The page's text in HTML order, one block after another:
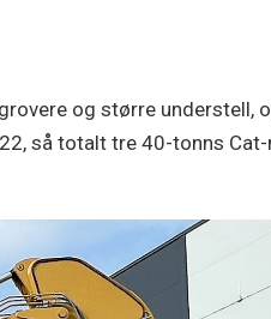
og større understell,
så totalt tre 40-tonns